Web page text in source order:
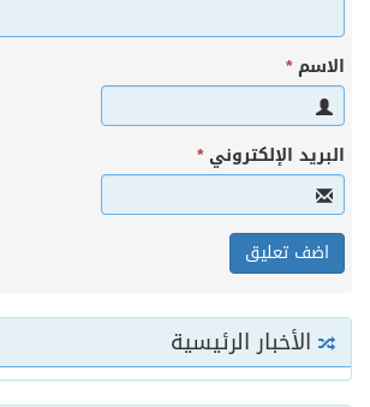
الاسم*
البريد الإلكتروني*
الأخبار الرئيسية